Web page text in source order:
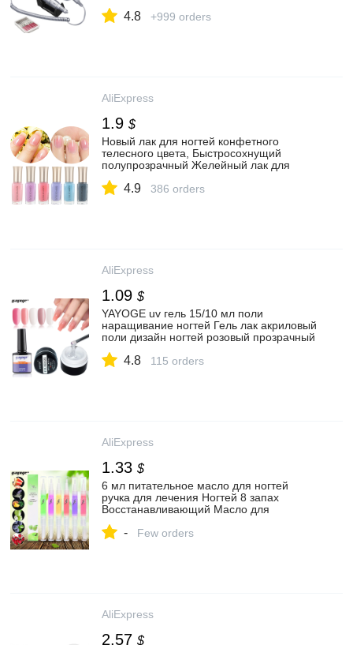
ногтей|Электрические маникюрные
4.8 +999 orders
AliExpress
1.9 $
Новый лак для ногтей конфетного
телесного цвета, Быстросохнущий
полупрозрачный Желейный лак для
долговечный|Лак для ногтей| |
4.9 386 orders
AliExpress
1.09 $
YAYOGE uv гель 15/10 мл поли
наращивание ногтей Гель лак акриловый
поли дизайн ногтей розовый прозрачный
удлинитель|Гель для ногтей| |
4.8 115 orders
AliExpress
1.33 $
6 мл питательное масло для ногтей
ручка для лечения Ногтей 8 запах
Восстанавливающий Масло для
питает кожу ногтей|Средства для ухода
- Few orders
AliExpress
2.57 $